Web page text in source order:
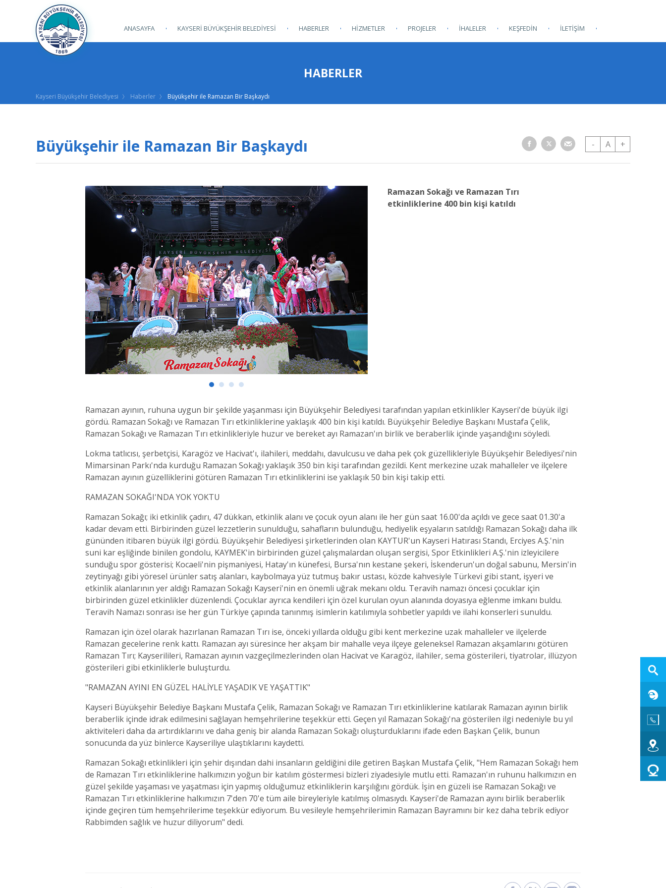
ANASAYFA KAYSERİ BÜYÜKŞEHİR BELEDİYESİ HABERLER HİZMETLER PROJELER İHALELER KEŞFEDİN İLETİŞİM
HABERLER
Kayseri Büyükşehir Belediyesi Haberler Büyükşehir ile Ramazan Bir Başkaydı
Büyükşehir ile Ramazan Bir Başkaydı - A +
Ramazan Sokağı ve Ramazan Tırı
etkinliklerine 400 bin kişi katıldı
Ramazan ayının, ruhuna uygun bir şekilde yaşanması için Büyükşehir Belediyesi tarafından yapılan etkinlikler Kayseri'de büyük ilgi
gördü. Ramazan Sokağı ve Ramazan Tırı etkinliklerine yaklaşık 400 bin kişi katıldı. Büyükşehir Belediye Başkanı Mustafa Çelik,
Ramazan Sokağı ve Ramazan Tırı etkinlikleriyle huzur ve bereket ayı Ramazan'ın birlik ve beraberlik içinde yaşandığını söyledi.
Lokma tatlıcısı, şerbetçisi, Karagöz ve Hacivat'ı, ilahileri, meddahı, davulcusu ve daha pek çok güzellikleriyle Büyükşehir Belediyesi'nin
Mimarsinan Parkı'nda kurduğu Ramazan Sokağı yaklaşık 350 bin kişi tarafından gezildi. Kent merkezine uzak mahalleler ve ilçelere
Ramazan ayının güzelliklerini götüren Ramazan Tırı etkinliklerini ise yaklaşık 50 bin kişi takip etti.
RAMAZAN SOKAĞI'NDA YOK YOKTU
Ramazan Sokağı; iki etkinlik çadırı, 47 dükkan, etkinlik alanı ve çocuk oyun alanı ile her gün saat 16.00'da açıldı ve gece saat 01.30'a
kadar devam etti. Birbirinden güzel lezzetlerin sunulduğu, sahafların bulunduğu, hediyelik eşyaların satıldığı Ramazan Sokağı daha ilk
gününden itibaren büyük ilgi gördü. Büyükşehir Belediyesi şirketlerinden olan KAYTUR'un Kayseri Hatırası Standı, Erciyes A.Ş.'nin
suni kar eşliğinde binilen gondolu, KAYMEK'in birbirinden güzel çalışmalardan oluşan sergisi, Spor Etkinlikleri A.Ş.'nin izleyicilere
sunduğu spor gösterisi; Kocaeli'nin pişmaniyesi, Hatay'ın künefesi, Bursa'nın kestane şekeri, İskenderun'un doğal sabunu, Mersin'in
zeytinyağı gibi yöresel ürünler satış alanları, kaybolmaya yüz tutmuş bakır ustası, közde kahvesiyle Türkevi gibi stant, işyeri ve
etkinlik alanlarının yer aldığı Ramazan Sokağı Kayseri'nin en önemli uğrak mekanı oldu. Teravih namazı öncesi çocuklar için
birbirinden güzel etkinlikler düzenlendi. Çocuklar ayrıca kendileri için özel kurulan oyun alanında doyasıya eğlenme imkanı buldu.
Teravih Namazı sonrası ise her gün Türkiye çapında tanınmış isimlerin katılımıyla sohbetler yapıldı ve ilahi konserleri sunuldu.
Ramazan için özel olarak hazırlanan Ramazan Tırı ise, önceki yıllarda olduğu gibi kent merkezine uzak mahalleler ve ilçelerde
Ramazan gecelerine renk kattı. Ramazan ayı süresince her akşam bir mahalle veya ilçeye geleneksel Ramazan akşamlarını götüren
Ramazan Tırı; Kayserilileri, Ramazan ayının vazgeçilmezlerinden olan Hacivat ve Karagöz, ilahiler, sema gösterileri, tiyatrolar, illüzyon
gösterileri gibi etkinliklerle buluşturdu.
"RAMAZAN AYINI EN GÜZEL HALİYLE YAŞADIK VE YAŞATTIK"
Kayseri Büyükşehir Belediye Başkanı Mustafa Çelik, Ramazan Sokağı ve Ramazan Tırı etkinliklerine katılarak Ramazan ayının birlik
beraberlik içinde idrak edilmesini sağlayan hemşehrilerine teşekkür etti. Geçen yıl Ramazan Sokağı'na gösterilen ilgi nedeniyle bu yıl
aktiviteleri daha da artırdıklarını ve daha geniş bir alanda Ramazan Sokağı oluşturduklarını ifade eden Başkan Çelik, bunun
sonucunda da yüz binlerce Kayseriliye ulaştıklarını kaydetti.
Ramazan Sokağı etkinlikleri için şehir dışından dahi insanların geldiğini dile getiren Başkan Mustafa Çelik, "Hem Ramazan Sokağı hem
de Ramazan Tırı etkinliklerine halkımızın yoğun bir katılım göstermesi bizleri ziyadesiyle mutlu etti. Ramazan'ın ruhunu halkımızın en
güzel şekilde yaşaması ve yaşatması için yapmış olduğumuz etkinliklerin karşılığını gördük. İşin en güzeli ise Ramazan Sokağı ve
Ramazan Tırı etkinliklerine halkımızın 7'den 70'e tüm aile bireyleriyle katılmış olmasıydı. Kayseri'de Ramazan ayını birlik beraberlik
içinde geçiren tüm hemşehrilerime teşekkür ediyorum. Bu vesileyle hemşehrilerimin Ramazan Bayramını bir kez daha tebrik ediyor
Rabbimden sağlık ve huzur diliyorum" dedi.